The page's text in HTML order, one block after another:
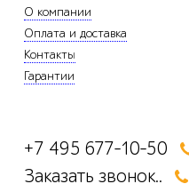
О компании
Оплата и доставка
Контакты
Гарантии
+7 495 677-10-50
Заказать звонок..